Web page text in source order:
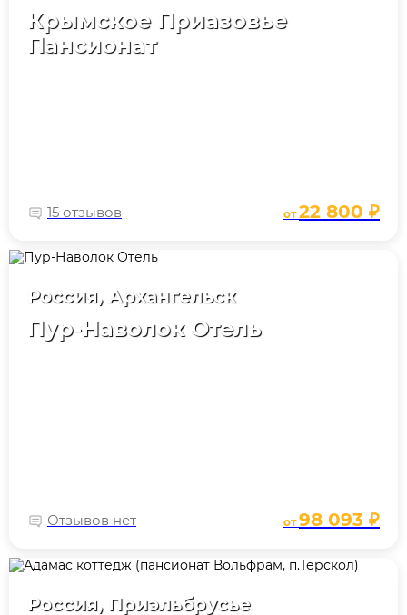
Крымское Приазовье
Пансионат
15 отзывов от22 800 ₽
Россия, Архангельск
Пур-Наволок Отель
Отзывов нет от98 093 ₽
Россия, Приэльбрусье